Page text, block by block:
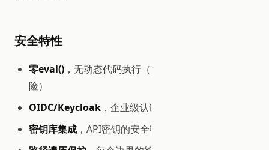
安全特性
零eval() ，无动态代码执行（消除CVSS 10.0 RCE风
险）
OIDC/Keycloak ，企业级认证和授权
密钥库集成 ，API密钥的安全密钥管理